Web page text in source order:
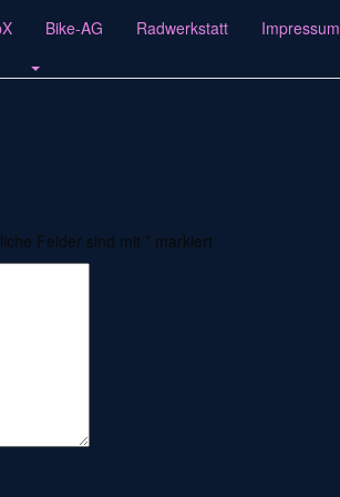
Bike-AG Radwerkstatt Impressum
Felder sind mit * markiert